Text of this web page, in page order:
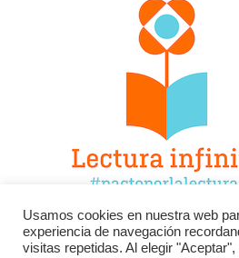
Facebook Twitter
Usamos cookies en nuestra web
experiencia de navegación
visitas repetidas. Al elegir